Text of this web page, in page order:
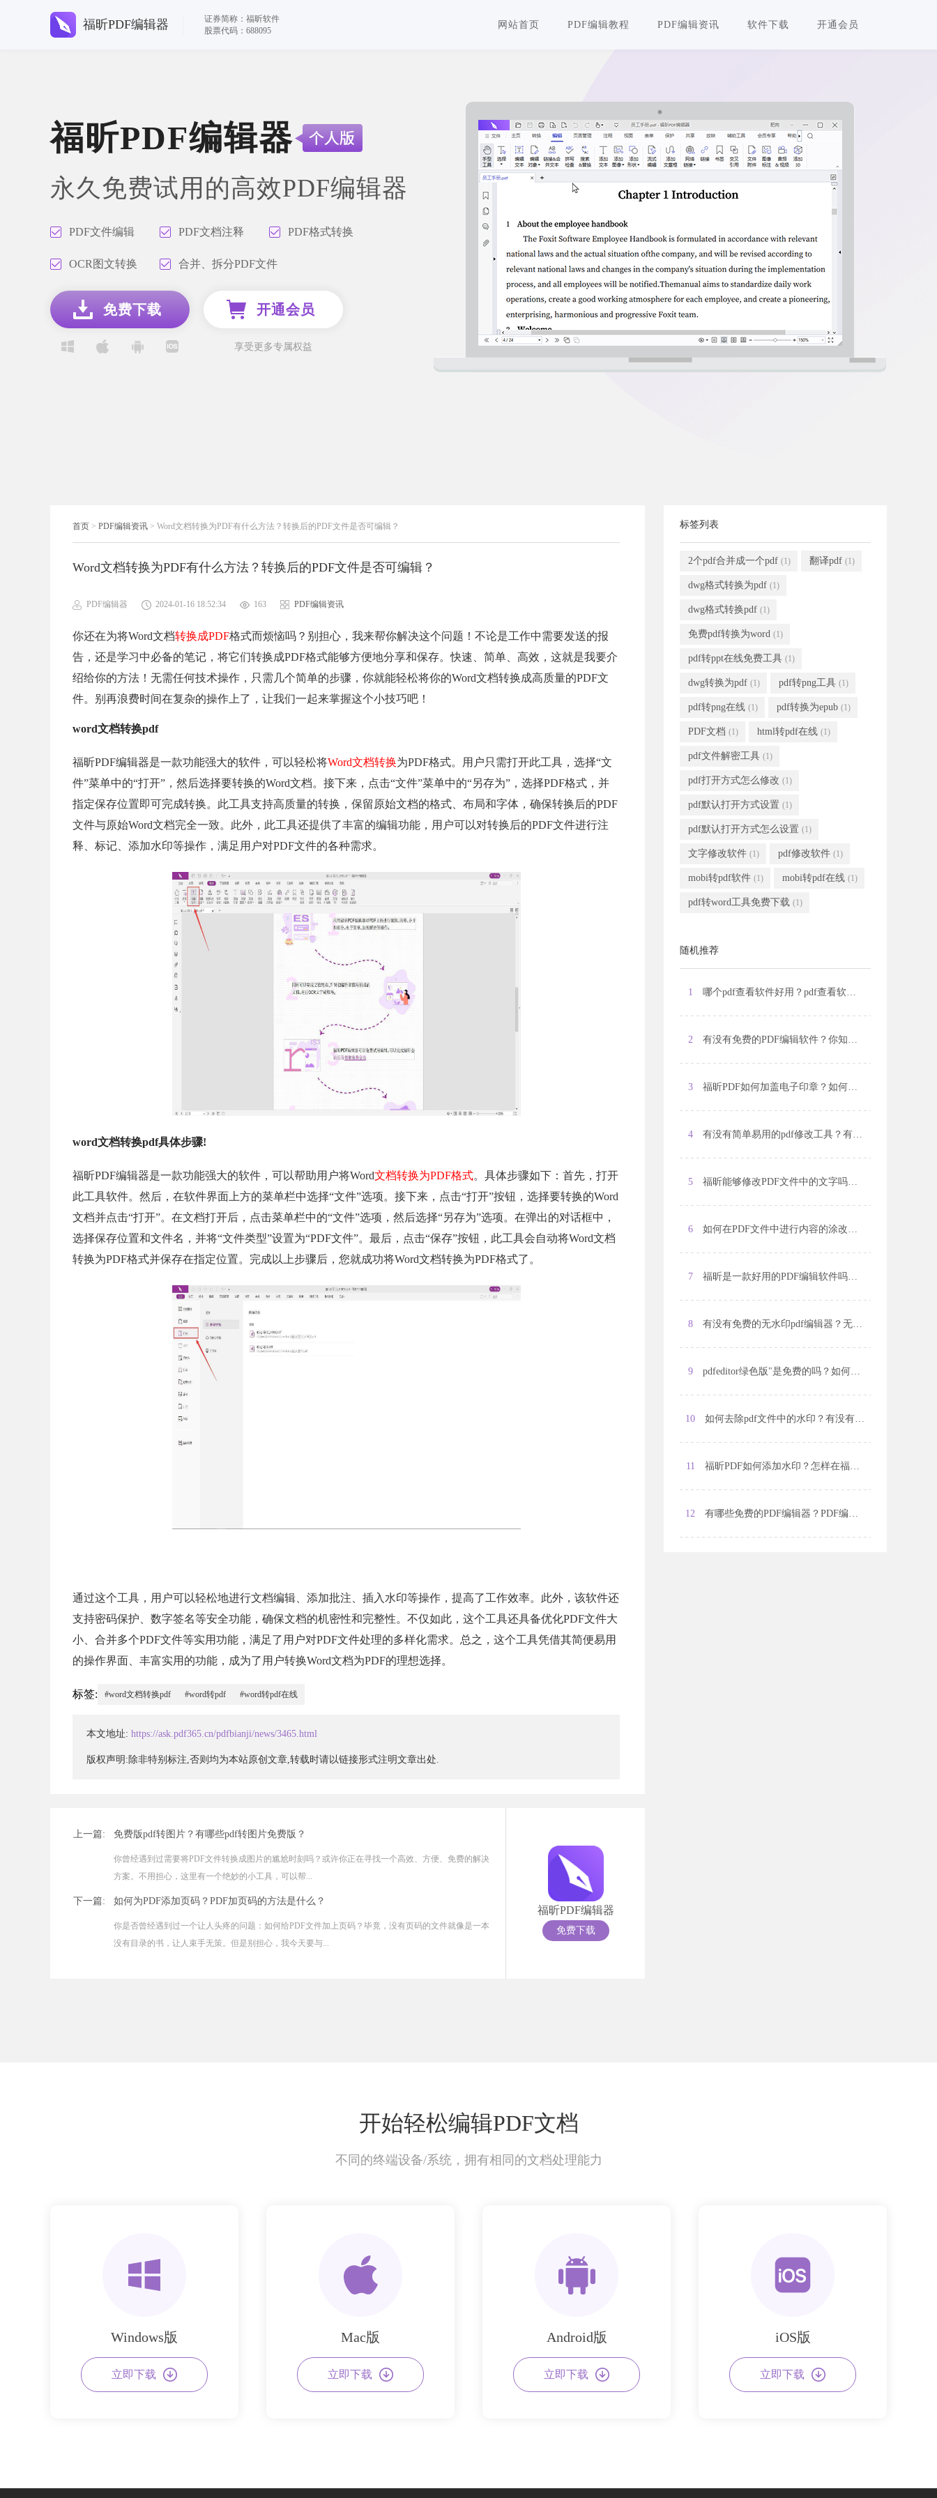
福昕PDF编辑器
证券简称：福昕软件
股票代码：688095
网站首页 PDF编辑教程 PDF编辑资讯 软件下载 开通会员
福昕PDF编辑器
永久免费试用的高效PDF编辑器
PDF文件编辑 PDF文档注释 PDF格式转换
OCR图文转换 合并、拆分PDF文件
免费下载 开通会员
享受更多专属权益
首页 > PDF编辑资讯 > Word文档转换为PDF有什么方法？转换后的PDF文件是否可编辑？
Word文档转换为PDF有什么方法？转换后的PDF文件是否可编辑？
PDF编辑器 2024-01-16 18:52:34 163 PDF编辑资讯
你还在为将Word文档转换成PDF格式而烦恼吗？别担心，我来帮你解决这个问题！不论是工作中需要发送的报
告，还是学习中必备的笔记，将它们转换成PDF格式能够方便地分享和保存。快速、简单、高效，这就是我要介
绍给你的方法！无需任何技术操作，只需几个简单的步骤，你就能轻松将你的Word文档转换成高质量的PDF文
件。别再浪费时间在复杂的操作上了，让我们一起来掌握这个小技巧吧！
word文档转换pdf
福昕PDF编辑器是一款功能强大的软件，可以轻松将Word文档转换为PDF格式。用户只需打开此工具，选择“文
件”菜单中的“打开”，然后选择要转换的Word文档。接下来，点击“文件”菜单中的“另存为”，选择PDF格式，并
指定保存位置即可完成转换。此工具支持高质量的转换，保留原始文档的格式、布局和字体，确保转换后的PDF
文件与原始Word文档完全一致。此外，此工具还提供了丰富的编辑功能，用户可以对转换后的PDF文件进行注
释、标记、添加水印等操作，满足用户对PDF文件的各种需求。
word文档转换pdf具体步骤!
福昕PDF编辑器是一款功能强大的软件，可以帮助用户将Word文档转换为PDF格式。具体步骤如下：首先，打开
此工具软件。然后，在软件界面上方的菜单栏中选择“文件”选项。接下来，点击“打开”按钮，选择要转换的Word
文档并点击“打开”。在文档打开后，点击菜单栏中的“文件”选项，然后选择“另存为”选项。在弹出的对话框中，
选择保存位置和文件名，并将“文件类型”设置为“PDF文件”。最后，点击“保存”按钮，此工具会自动将Word文档
转换为PDF格式并保存在指定位置。完成以上步骤后，您就成功将Word文档转换为PDF格式了。
通过这个工具，用户可以轻松地进行文档编辑、添加批注、插入水印等操作，提高了工作效率。此外，该软件还
支持密码保护、数字签名等安全功能，确保文档的机密性和完整性。不仅如此，这个工具还具备优化PDF文件大
小、合并多个PDF文件等实用功能，满足了用户对PDF文件处理的多样化需求。总之，这个工具凭借其简便易用
的操作界面、丰富实用的功能，成为了用户转换Word文档为PDF的理想选择。
标签: #word文档转换pdf #word转pdf #word转pdf在线
本文地址: https://ask.pdf365.cn/pdfbianji/news/3465.html
版权声明:除非特别标注,否则均为本站原创文章,转载时请以链接形式注明文章出处.
上一篇: 免费版pdf转图片？有哪些pdf转图片免费版？
你曾经遇到过需要将PDF文件转换成图片的尴尬时刻吗？或许你正在寻找一个高效、方便、免费的解决
方案。不用担心，这里有一个绝妙的小工具，可以帮...
下一篇: 如何为PDF添加页码？PDF加页码的方法是什么？
你是否曾经遇到过一个让人头疼的问题：如何给PDF文件加上页码？毕竟，没有页码的文件就像是一本
没有目录的书，让人束手无策。但是别担心，我今天要与...
福昕PDF编辑器
免费下载
标签列表
2个pdf合并成一个pdf (1) 翻译pdf (1)
dwg格式转换为pdf (1)
dwg格式转换pdf (1)
免费pdf转换为word (1)
pdf转ppt在线免费工具 (1)
dwg转换为pdf (1) pdf转png工具 (1)
pdf转png在线 (1) pdf转换为epub (1)
PDF文档 (1) html转pdf在线 (1)
pdf文件解密工具 (1)
pdf打开方式怎么修改 (1)
pdf默认打开方式设置 (1)
pdf默认打开方式怎么设置 (1)
文字修改软件 (1) pdf修改软件 (1)
mobi转pdf软件 (1) mobi转pdf在线 (1)
pdf转word工具免费下载 (1)
随机推荐
1 哪个pdf查看软件好用？pdf查看软件哪个最佳？
2 有没有免费的PDF编辑软件？你知道哪些免费的PDF编辑软件？
3 福昕PDF如何加盖电子印章？如何在福昕PDF中添加电子印章？
4 有没有简单易用的pdf修改工具？有没有免费的pdf修改工具推荐？
5 福昕能够修改PDF文件中的文字吗？如何使用福昕软件来修改PDF文件中的文字？
6 如何在PDF文件中进行内容的涂改？PDF文件的内容如何进行涂改？
7 福昕是一款好用的PDF编辑软件吗？如何使用福昕进行PDF编辑？
8 有没有免费的无水印pdf编辑器？无水印pdf编辑器有哪些常用功能？
9 pdfeditor绿色版"是免费的吗？如何下载并安装pdfeditor绿色版？
10 如何去除pdf文件中的水印？有没有简便的方法可以去除pdf文件的水印？
11 福昕PDF如何添加水印？怎样在福昕PDF中加入水印？
12 有哪些免费的PDF编辑器？PDF编辑器有哪些免费的选择？
开始轻松编辑PDF文档
不同的终端设备/系统，拥有相同的文档处理能力
Windows版
立即下载
Mac版
立即下载
Android版
立即下载
iOS版
立即下载